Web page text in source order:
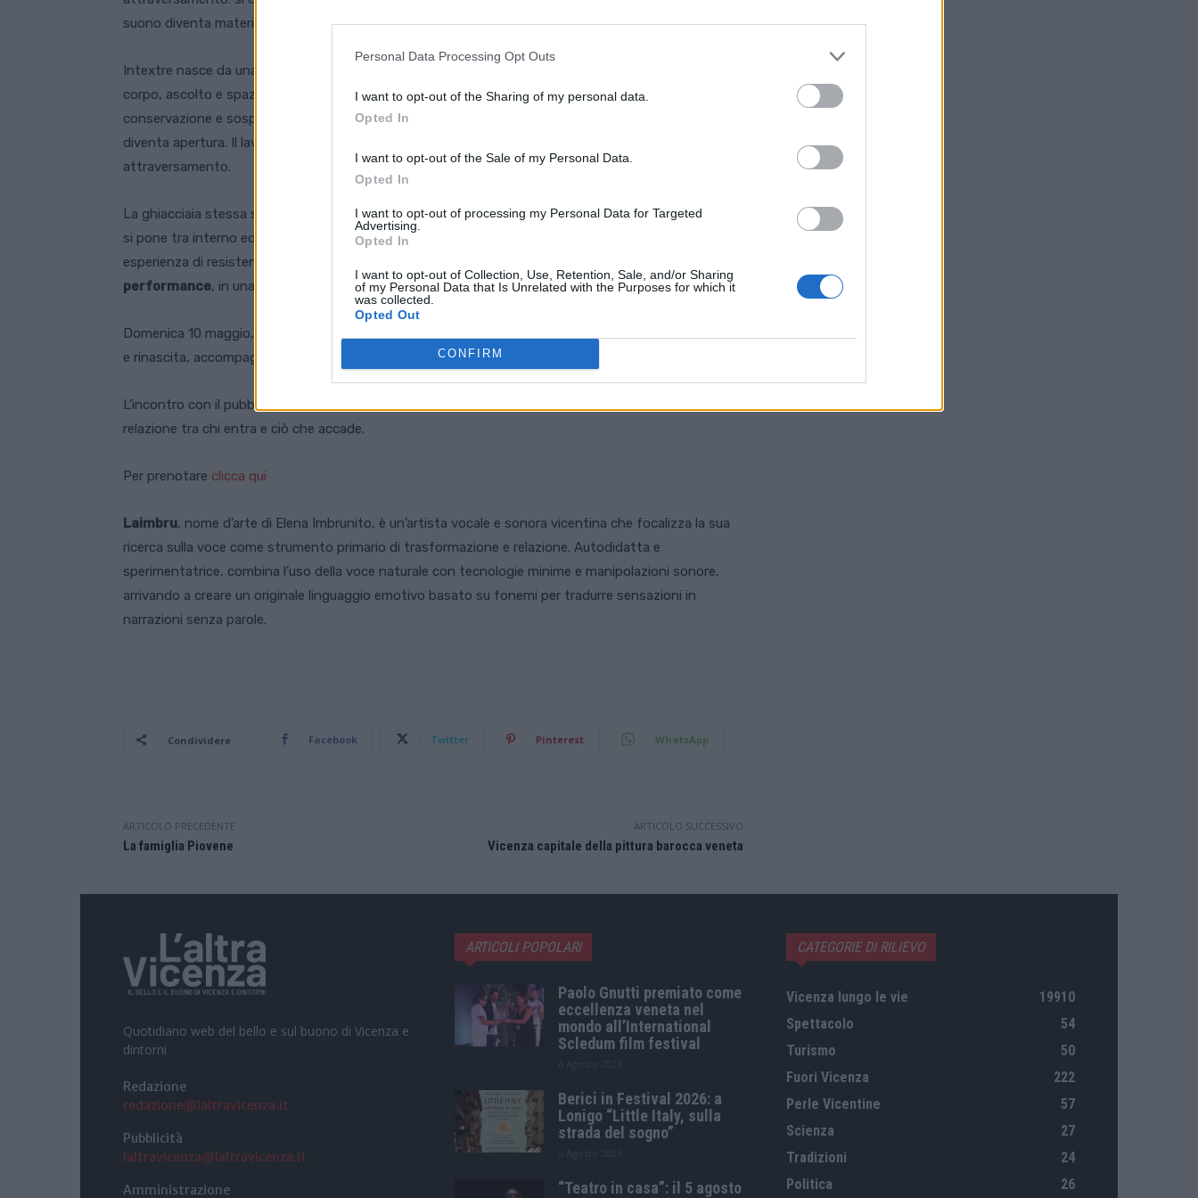
Personal Data Processing Opt Outs
I want to opt-out of the Sharing of my personal data.
Opted In
I want to opt-out of the Sale of my Personal Data.
Opted In
I want to opt-out of processing my Personal Data for Targeted
Advertising.
Opted In
I want to opt-out of Collection, Use, Retention, Sale, and/or Sharing
of my Personal Data that Is Unrelated with the Purposes for which it
was collected.
Opted Out
CONFIRM
suono diventa materia e presenza.
Intextre nasce da una ricerca personale di Laimbru (nome d’arte di
corpo, ascolto e spazio, in un processo che è insieme fisico e simbolico. La ghiacciaia, luogo di
conservazione e sospensione, si trasforma in un grembo/tomba in cui il tempo si dilata e la chiusura
diventa apertura. Il lavoro si struttura su una tensione ternaria: tre giorni, tre tempi, tre soglie di
attraversamento.
La ghiacciaia stessa si articola in una forma tripartita: uno spazio centrale e due laterali, un corpo che
si pone tra interno ed esterno, tra permanenza e trasformazione. Il progetto si sviluppa come
esperienza di resistenza e immersione:
performance, in una dimensione essenziale fatta di sottrazione, ascolto e permanenza”.
Domenica 10 maggio, nel giorno della festa della mamma, il processo trova il momento di riemersione
e rinascita, accompagnato dal suono del violino di
Giulia Grandinetti
L’incontro con il pubblico è parte integrante del lavoro: ogni ingresso è unico e si costruisce nella
relazione tra chi entra e ciò che accade.
Per prenotare clicca qui
Laimbru, nome d’arte di Elena Imbrunito, è un’artista vocale e sonora vicentina che focalizza la sua
ricerca sulla voce come strumento primario di trasformazione e relazione. Autodidatta e
sperimentatrice, combina l’uso della voce naturale con tecnologie minime e manipolazioni sonore,
arrivando a creare un originale linguaggio emotivo basato su fonemi per tradurre sensazioni in
narrazioni senza parole.
Condividere Facebook Twitter Pinterest WhatsApp
ARTICOLO PRECEDENTE
La famiglia Piovene
ARTICOLO SUCCESSIVO
Vicenza capitale della pittura barocca veneta
Quotidiano web del bello e sul buono di Vicenza e
dintorni
Redazione
redazione@laltravicenza.it
Pubblicità
laltravicenza@laltravicenza.it
Amministrazione
ARTICOLI POPOLARI
Paolo Gnutti premiato come
eccellenza veneta nel
mondo all’International
Scledum film festival
Berici in Festival 2026: a
Lonigo “Little Italy, sulla
strada del sogno”
“Teatro in casa”: il 5 agosto
CATEGORIE DI RILIEVO
Vicenza lungo le vie
19910
Spettacolo
54
Turismo
50
Fuori Vicenza
222
Perle Vicentine
57
Scienza
27
Tradizioni
24
Politica
26